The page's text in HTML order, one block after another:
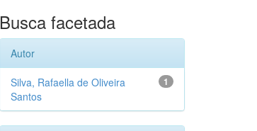
Busca facetada
Autor
1
Silva, Rafaella de Oliveira
Santos